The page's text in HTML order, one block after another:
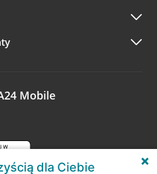
Mobile
dla Ciebie